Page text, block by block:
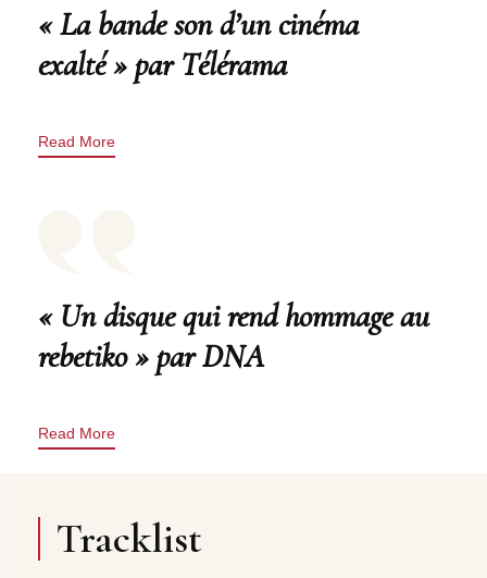
« La bande son d’un cinéma
exalté » par Télérama
Read More
« Un disque qui rend hommage au
rebetiko » par DNA
Read More
Tracklist